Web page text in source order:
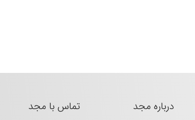
درباره مجد تماس با مجد